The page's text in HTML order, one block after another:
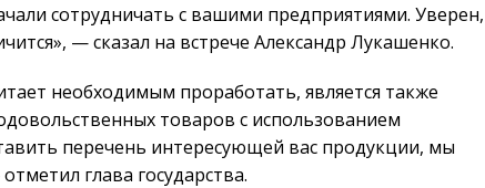
сотрудничать с вашими предприятиями. Уверен,
— сказал на встрече Александр Лукашенко.
необходимым проработать, является также
товаров с использованием
перечень интересующей вас продукции, мы
глава государства.